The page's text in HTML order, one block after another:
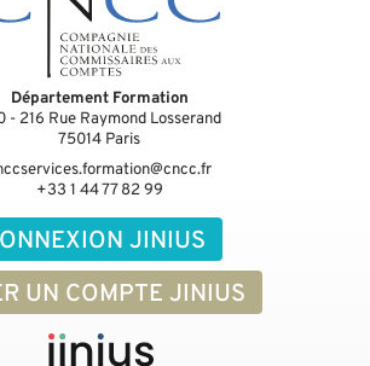
JINIUS
UN COMPTE JINIUS
Département Formation
- 216 Rue Raymond Losserand
75014 Paris
+33 1 44 77 82 99